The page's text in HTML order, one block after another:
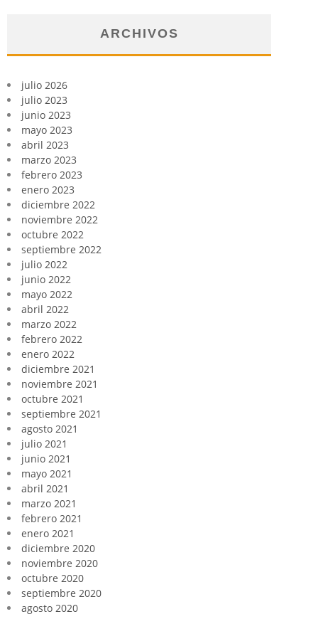
ARCHIVOS
julio 2026
julio 2023
junio 2023
mayo 2023
abril 2023
marzo 2023
febrero 2023
enero 2023
diciembre 2022
noviembre 2022
octubre 2022
septiembre 2022
julio 2022
junio 2022
mayo 2022
abril 2022
marzo 2022
febrero 2022
enero 2022
diciembre 2021
noviembre 2021
octubre 2021
septiembre 2021
agosto 2021
julio 2021
junio 2021
mayo 2021
abril 2021
marzo 2021
febrero 2021
enero 2021
diciembre 2020
noviembre 2020
octubre 2020
septiembre 2020
agosto 2020